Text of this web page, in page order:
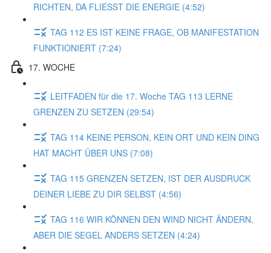
RICHTEN, DA FLIESST DIE ENERGIE (4:52)
TAG 112 ES IST KEINE FRAGE, OB MANIFESTATION
FUNKTIONIERT (7:24)
17. WOCHE
LEITFADEN für die 17. Woche TAG 113 LERNE
GRENZEN ZU SETZEN (29:54)
TAG 114 KEINE PERSON, KEIN ORT UND KEIN DING
HAT MACHT ÜBER UNS (7:08)
TAG 115 GRENZEN SETZEN, IST DER AUSDRUCK
DEINER LIEBE ZU DIR SELBST (4:56)
TAG 116 WIR KÖNNEN DEN WIND NICHT ÄNDERN,
ABER DIE SEGEL ANDERS SETZEN (4:24)